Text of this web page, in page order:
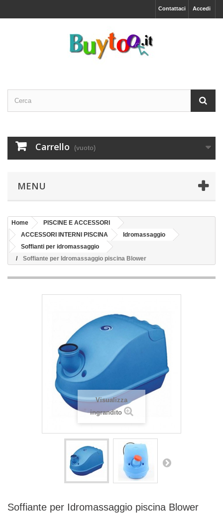
Accedi
Contattaci
Carrello (vuoto)
MENU
Home
PISCINE E ACCESSORI
ACCESSORI INTERNI PISCINA
Idromassaggio
Soffianti per idromassaggio
Soffiante per Idromassaggio piscina Blower
Visualizza
ingrandito
Soffiante per Idromassaggio piscina Blower